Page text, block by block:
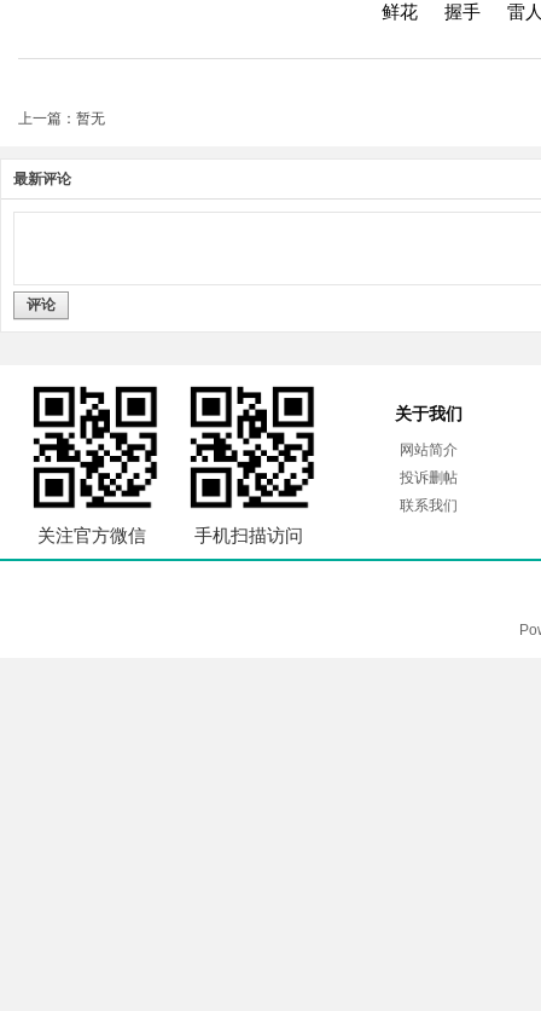
鲜花 握手 雷
上一篇：暂无
最新评论
评论
关注官方微信 手机扫描访问
关于我们
网站简介
投诉删帖
联系我们